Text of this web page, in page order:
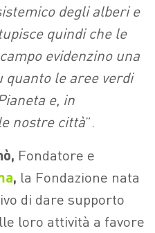
degli alberi e
quindi che le
evidenzino una
quanto le aree verdi
e, in
nostre città”.
Fondatore e
, la Fondazione nata
di dare supporto
loro attività a favore